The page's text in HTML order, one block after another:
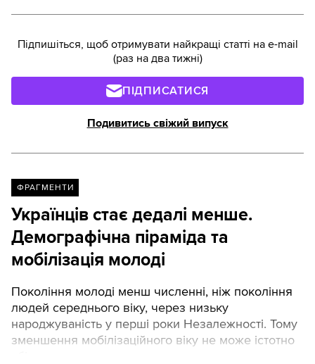
Підпишіться, щоб отримувати найкращі статті на e-mail
(раз на два тижні)
ПІДПИСАТИСЯ
Подивитись свіжий випуск
ФРАГМЕНТИ
Українців стає дедалі менше.
Демографічна піраміда та
мобілізація молоді
Покоління молоді менш численні, ніж покоління
людей середнього віку, через низьку
народжуваність у перші роки Незалежності. Тому
зменшення мобілізаційного віку не може істотно